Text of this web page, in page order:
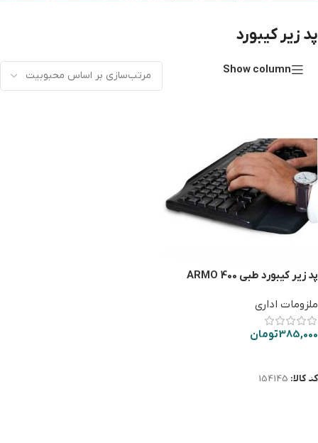
پد زیر کیبورد
Show column
پد زیر کیبورد طبی ARMO 400
ملزومات اداری
385,000تومان
کد کالا: 154145